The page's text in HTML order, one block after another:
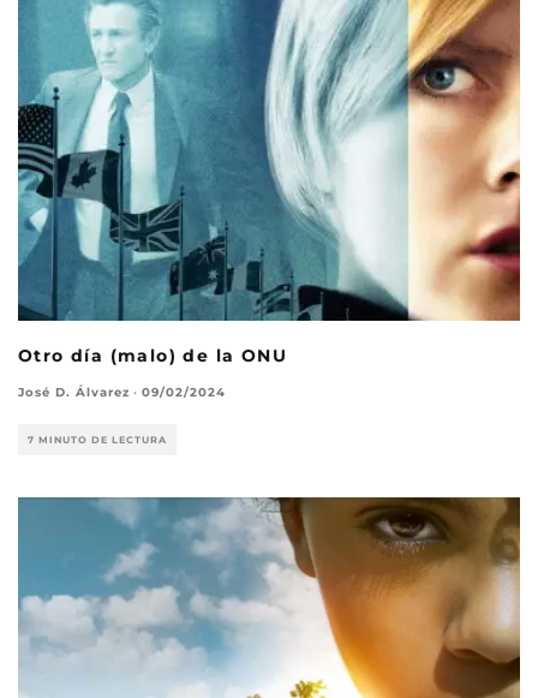
Otro día (malo) de la ONU
José D. Álvarez · 09/02/2024
7 MINUTO DE LECTURA